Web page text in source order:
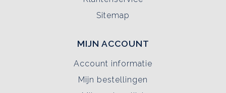
Sitemap
MIJN ACCOUNT
Account informatie
Mijn bestellingen